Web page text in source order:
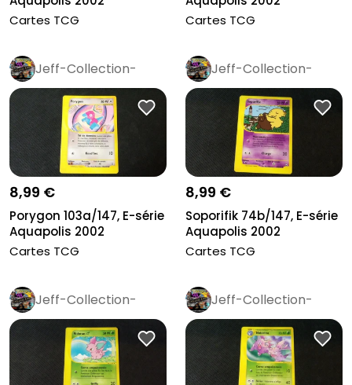
Cartes TCG
Cartes TCG
Jeff-Collection-
Rétro Pro
8,99 €
Porygon 103a/147, E-série
Aquapolis 2002
Cartes TCG
Jeff-Collection-
Rétro Pro
8,99 €
Soporifik 74b/147, E-série
Aquapolis 2002
Cartes TCG
Jeff-Collection-
Rétro Pro
Jeff-Collection-
Rétro Pro